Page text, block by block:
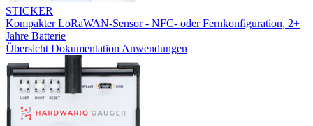
STICKER
Kompakter LoRaWAN-Sensor - NFC- oder Fernkonfiguration, 2+
Jahre Batterie
Übersicht Dokumentation Anwendungen